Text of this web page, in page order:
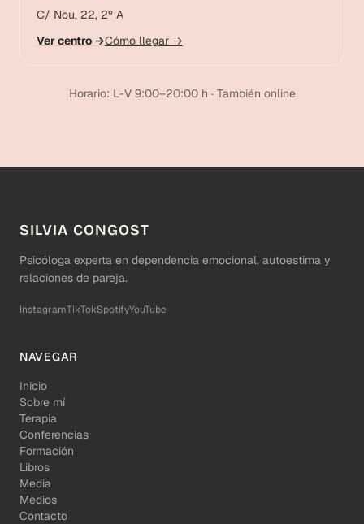
C/ Nou, 22, 2º A
Ver centro →Cómo llegar →
Horario: L-V 9:00–20:00 h · También online
SILVIA CONGOST
Psicóloga experta en dependencia emocional, autoestima y
relaciones de pareja.
InstagramTikTokSpotifyYouTube
NAVEGAR
Inicio
Sobre mí
Terapia
Conferencias
Formación
Libros
Media
Medios
Contacto